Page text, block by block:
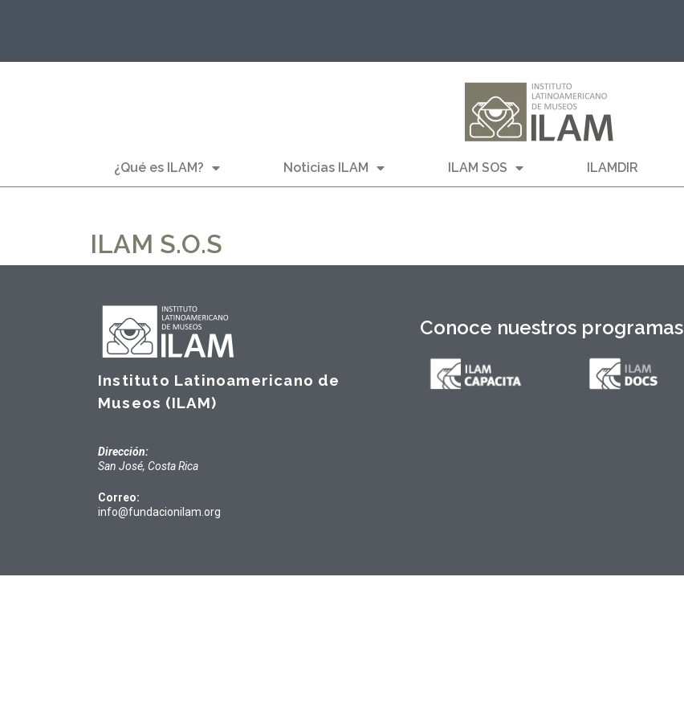
¿Qué es ILAM? Noticias ILAM ILAM SOS ILAMDIR
ILAM S.O.S
Conoce nuestros programas
Instituto Latinoamericano de
Museos (ILAM)
Dirección:
San José, Costa Rica
Correo:
info@fundacionilam.org